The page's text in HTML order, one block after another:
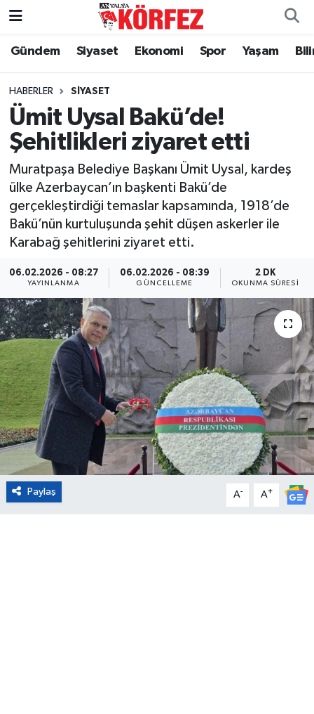
Gündem Siyaset Ekonomi Spor Yaşam
HABERLER SIYASET
Ümit Uysal Bakü’de!
Şehitlikleri ziyaret etti
Muratpaşa Belediye Başkanı Ümit Uysal, kardeş
ülke Azerbaycan’ın başkenti Bakü’de
gerçekleştirdiği temaslar kapsamında, 1918’de
Bakü’nün kurtuluşunda şehit düşen askerler ile
Karabağ şehitlerini ziyaret etti.
06.02.2026 - 08:27
YAYINLANMA
06.02.2026 - 08:39
GÜNCELLEME
2 DK
OKUNMA SÜRESI
Paylaş A- A+
Gündem
Siyaset
Yerel Yönetim
Yaşam
Asayiş
Dünya
Eğitim
Sağlık
Magazin
Turizm
Çevre
Nöbetçi Eczaneler
Hava Durumu
Trafik Durumu
Süper Lig Puan Durumu ve Fikstür
Tüm Manşetler
Son Dakika Haberleri
Haber Arşivi